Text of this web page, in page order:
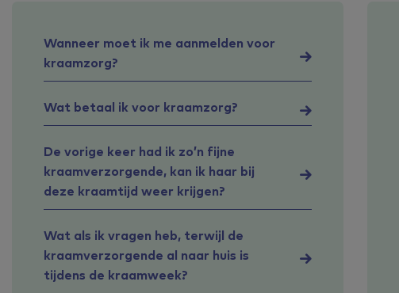
Wanneer moet ik me aanmelden voor
kraamzorg?
Wat betaal ik voor kraamzorg?
De vorige keer had ik zo’n fijne
kraamverzorgende, kan ik haar bij
deze kraamtijd weer krijgen?
Wat als ik vragen heb, terwijl de
kraamverzorgende al naar huis is
tijdens de kraamweek?